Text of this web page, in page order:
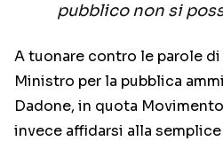
pubblico non si
A tuonare contro le parole di
Ministro per la pubblica
Dadone, in quota
invece affidarsi alla